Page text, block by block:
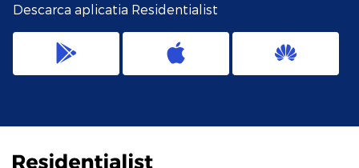
Descarca aplicatia Residentialist